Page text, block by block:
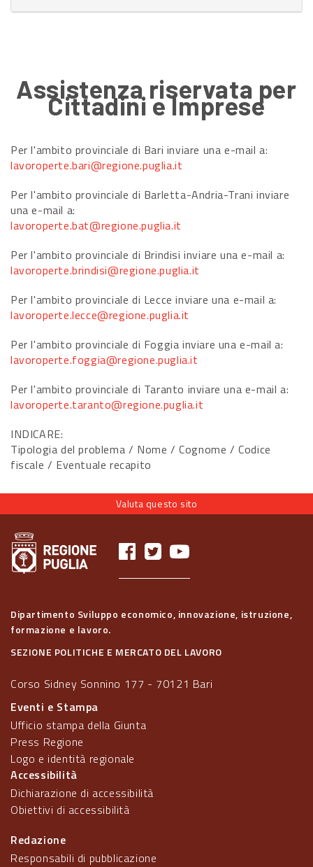
Assistenza riservata per
Cittadini e Imprese
Per l'ambito provinciale di Bari inviare una e-mail a:
lavoroperte.bari@regione.puglia.it
Per l'ambito provinciale di Barletta-Andria-Trani inviare
una e-mail a:
lavoroperte.bat@regione.puglia.it
Per l'ambito provinciale di Brindisi inviare una e-mail a:
lavoroperte.brindisi@regione.puglia.it
Per l'ambito provinciale di Lecce inviare una e-mail a:
lavoroperte.lecce@regione.puglia.it
Per l'ambito provinciale di Foggia inviare una e-mail a:
lavoroperte.foggia@regione.puglia.it
Per l'ambito provinciale di Taranto inviare una e-mail a:
lavoroperte.taranto@regione.puglia.it
INDICARE:
Tipologia del problema / Nome / Cognome / Codice
fiscale / Eventuale recapito
Valuta questo sito
Dipartimento Sviluppo economico, innovazione, istruzione,
formazione e lavoro.
SEZIONE POLITICHE E MERCATO DEL LAVORO
Corso Sidney Sonnino 177 - 70121 Bari
Eventi e Stampa
Ufficio stampa della Giunta
Press Regione
Logo e identità regionale
Accessibilità
Dichiarazione di accessibilità
Obiettivi di accessibilità
Redazione
Responsabili di pubblicazione